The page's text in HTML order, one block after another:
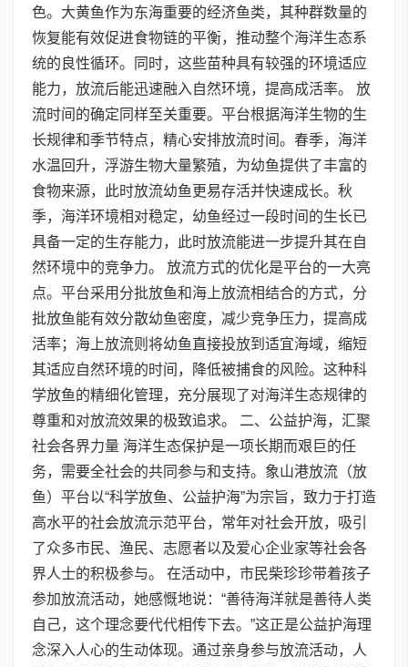
色。大黄鱼作为东海重要的经济鱼类，其种群数量的
恢复能有效促进食物链的平衡，推动整个海洋生态系
统的良性循环。同时，这些苗种具有较强的环境适应
能力，放流后能迅速融入自然环境，提高成活率。 放
流时间的确定同样至关重要。平台根据海洋生物的生
长规律和季节特点，精心安排放流时间。春季，海洋
水温回升，浮游生物大量繁殖，为幼鱼提供了丰富的
食物来源，此时放流幼鱼更易存活并快速成长。秋
季，海洋环境相对稳定，幼鱼经过一段时间的生长已
具备一定的生存能力，此时放流能进一步提升其在自
然环境中的竞争力。 放流方式的优化是平台的一大亮
点。平台采用分批放鱼和海上放流相结合的方式，分
批放鱼能有效分散幼鱼密度，减少竞争压力，提高成
活率；海上放流则将幼鱼直接投放到适宜海域，缩短
其适应自然环境的时间，降低被捕食的风险。这种科
学放鱼的精细化管理，充分展现了对海洋生态规律的
尊重和对放流效果的极致追求。 二、公益护海，汇聚
社会各界力量 海洋生态保护是一项长期而艰巨的任
务，需要全社会的共同参与和支持。象山港放流（放
鱼）平台以“科学放鱼、公益护海”为宗旨，致力于打造
高水平的社会放流示范平台，常年对社会开放，吸引
了众多市民、渔民、志愿者以及爱心企业家等社会各
界人士的积极参与。 在活动中，市民柴珍珍带着孩子
参加放流活动，她感慨地说：“善待海洋就是善待人类
自己，这个理念要代代相传下去。”这正是公益护海理
念深入人心的生动体现。通过亲身参与放流活动，人